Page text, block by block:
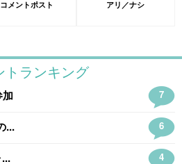
コメントポスト アリ／ナシ